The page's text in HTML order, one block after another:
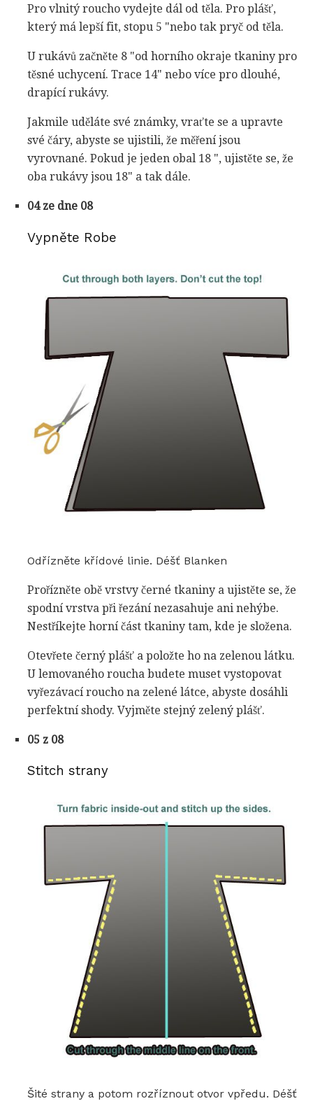
Pro vlnitý roucho vydejte dál od těla. Pro plášť,
který má lepší fit, stopu 5 "nebo tak pryč od těla.
U rukávů začněte 8 "od horního okraje tkaniny pro
těsné uchycení. Trace 14" nebo více pro dlouhé,
drapící rukávy.
Jakmile uděláte své známky, vraťte se a upravte
své čáry, abyste se ujistili, že měření jsou
vyrovnané. Pokud je jeden obal 18 ", ujistěte se, že
oba rukávy jsou 18" a tak dále.
04 ze dne 08
Vypněte Robe
Odřízněte křídové linie. Déšť Blanken
Prořízněte obě vrstvy černé tkaniny a ujistěte se, že
spodní vrstva při řezání nezasahuje ani nehýbe.
Nestříkejte horní část tkaniny tam, kde je složena.
Otevřete černý plášť a položte ho na zelenou látku.
U lemovaného roucha budete muset vystopovat
vyřezávací roucho na zelené látce, abyste dosáhli
perfektní shody. Vyjměte stejný zelený plášť.
05 z 08
Stitch strany
Šité strany a potom rozříznout otvor vpředu. Déšť